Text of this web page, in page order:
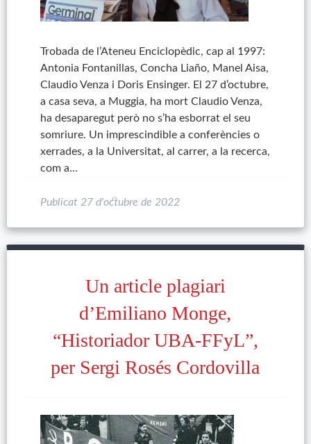
Trobada de l’Ateneu Enciclopèdic, cap al 1997:
Antonia Fontanillas, Concha Liaño, Manel Aisa,
Claudio Venza i Doris Ensinger. El 27 d’octubre,
a casa seva, a Muggia, ha mort Claudio Venza,
ha desaparegut però no s’ha esborrat el seu
somriure. Un imprescindible a conferències o
xerrades, a la Universitat, al carrer, a la recerca,
com a…
Publicat 27 d'octubre de 2022
Un article plagiari
d’Emiliano Monge,
“Historiador UBA-FFyL”,
per Sergi Rosés Cordovilla